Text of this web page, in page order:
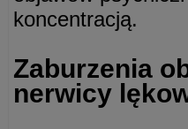
koncentracją.
Zaburzenia
nerwicy